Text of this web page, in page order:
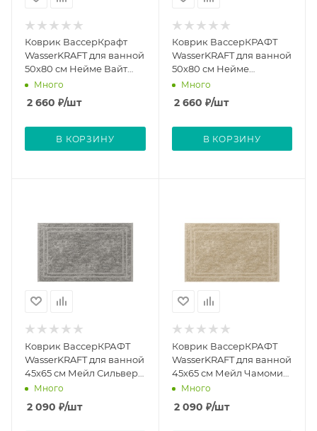
Коврик ВассерКрафт
WasserKRAFT для ванной
50х80 см Нейме Вайт
Neime White
Много
2 660 ₽/шт
В КОРЗИНУ
Коврик ВассерКРАФТ
WasserKRAFT для ванной
50х80 см Нейме
Чамомил Neime
Chamomile
Много
2 660 ₽/шт
В КОРЗИНУ
Коврик ВассерКРАФТ
WasserKRAFT для ванной
45х65 см Мейл Сильвер
Main Silver
Много
2 090 ₽/шт
Коврик ВассерКРАФТ
WasserKRAFT для ванной
45х65 см Мейл Чамомил
Main Chamomile
Много
2 090 ₽/шт